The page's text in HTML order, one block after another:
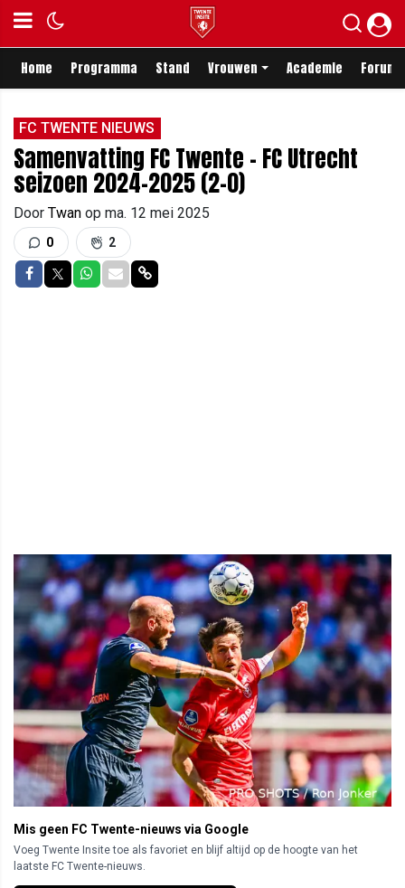
Home Programma Stand Vrouwen Academie Forum
FC TWENTE NIEUWS
Samenvatting FC Twente - FC Utrecht
seizoen 2024-2025 (2-0)
Door Twan op ma. 12 mei 2025
0 2
Delen op Facebook
Delen op Twitter
Delen op Whatsapp
Delen via Mail
Delen via link
Mis geen FC Twente-nieuws via Google
Voeg Twente Insite toe als favoriet en blijf altijd op de hoogte van het
laatste FC Twente-nieuws.